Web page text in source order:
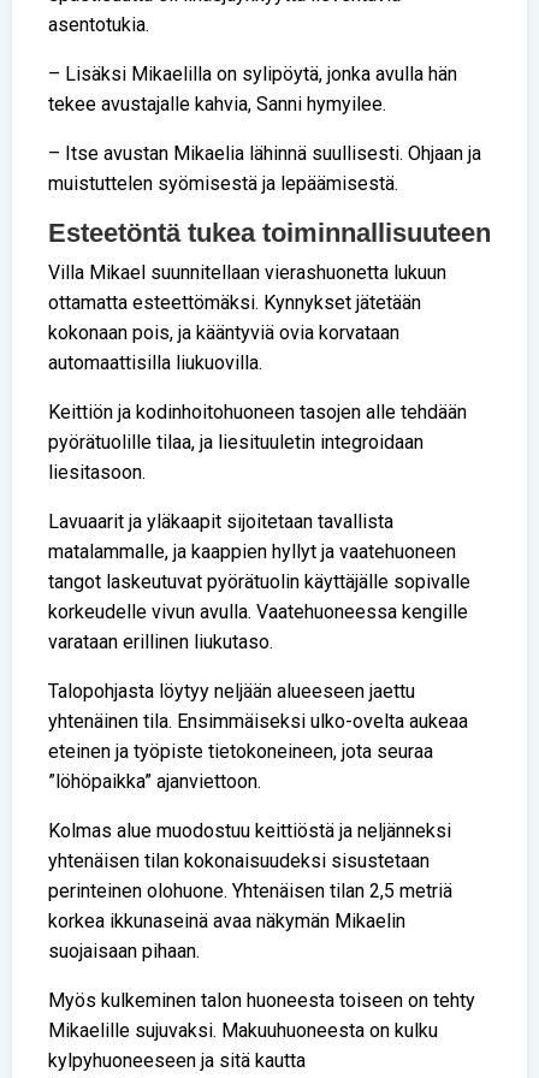
asentotukia.
– Lisäksi Mikaelilla on sylipöytä, jonka avulla hän
tekee avustajalle kahvia, Sanni hymyilee.
– Itse avustan Mikaelia lähinnä suullisesti. Ohjaan ja
muistuttelen syömisestä ja lepäämisestä.
Esteetöntä tukea toiminnallisuuteen
Villa Mikael suunnitellaan vierashuonetta lukuun
ottamatta esteettömäksi. Kynnykset jätetään
kokonaan pois, ja kääntyviä ovia korvataan
automaattisilla liukuovilla.
Keittiön ja kodinhoitohuoneen tasojen alle tehdään
pyörätuolille tilaa, ja liesituuletin integroidaan
liesitasoon.
Lavuaarit ja yläkaapit sijoitetaan tavallista
matalammalle, ja kaappien hyllyt ja vaatehuoneen
tangot laskeutuvat pyörätuolin käyttäjälle sopivalle
korkeudelle vivun avulla. Vaatehuoneessa kengille
varataan erillinen liukutaso.
Talopohjasta löytyy neljään alueeseen jaettu
yhtenäinen tila. Ensimmäiseksi ulko-ovelta aukeaa
eteinen ja työpiste tietokoneineen, jota seuraa
”löhöpaikka” ajanviettoon.
Kolmas alue muodostuu keittiöstä ja neljänneksi
yhtenäisen tilan kokonaisuudeksi sisustetaan
perinteinen olohuone. Yhtenäisen tilan 2,5 metriä
korkea ikkunaseinä avaa näkymän Mikaelin
suojaisaan pihaan.
Myös kulkeminen talon huoneesta toiseen on tehty
Mikaelille sujuvaksi. Makuuhuoneesta on kulku
kylpyhuoneeseen ja sitä kautta